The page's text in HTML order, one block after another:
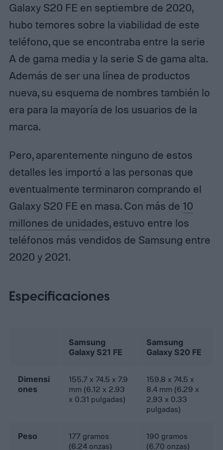
Galaxy S20 FE en septiembre de 2020,
hubo temores sobre la viabilidad de este
teléfono, que se encontraba entre la serie
A de gama media y la serie S de gama alta.
Además de ser una línea de productos
nueva, su esquema de nombres también lo
era para la mayoría de los usuarios de la
marca.
Pero, aparentemente ninguno de estos
detalles les importó a las personas que
eventualmente terminaron comprando el
Galaxy S20 FE en masa. Con más de 10
millones de unidades, estuvo entre los
teléfonos más vendidos de Samsung entre
2020 y 2021.
Especificaciones
Samsung
Galaxy S21 FE
Samsung
Galaxy S20 FE
Dimensi
ones
155.7 x 74.5 x 7.9
mm (6.12 x 2.93
x 0.31 pulgadas)
159.8 x 74.5 x
8.4 mm (6.29 x
2.93 x 0.33
pulgadas)
Peso
177 gramos
(6.24 onzas)
190 gramos
(6.70 onzas)